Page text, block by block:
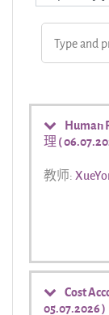
Human
理 (
教师:
Cost
05.07.2026 )